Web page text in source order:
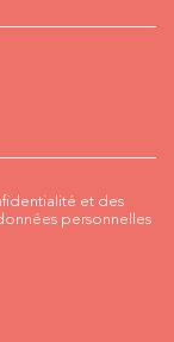
et des
personnelles